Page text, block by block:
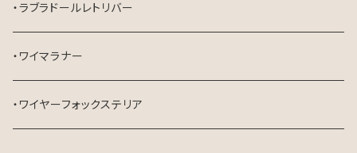
・ラブラドールレトリバー
・ワイマラナー
・ワイヤーフォックステリア